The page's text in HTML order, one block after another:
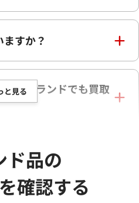
すか？
いブランドでも買取
状態が良くないもの
と見る
ド品の
確認する